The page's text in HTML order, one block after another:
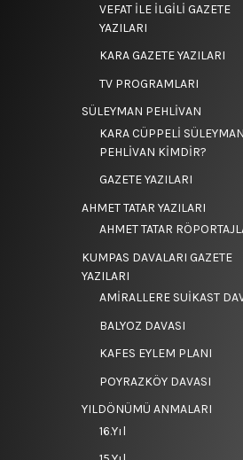
VEFAT İLE İLGİLİ GAZETE
YAZILARI
KARA GAZETE YAZILARI
TV PROGRAMLARI
SÜLEYMAN PEHLİVAN
KARA CÜPPELİ SÜLEYMAN
PEHLİVAN KİMDİR?
GAZETE YAZILARI
AHMET TATAR YAZILARI
AHMET TATAR
KUMPAS DAVALARI GAZETE
YAZILARI
AMİRALLERE SUİKAST
BALYOZ DAVASI
KAFES EYLEM PLANI
POYRAZKÖY DAVASI
YILDÖNÜMÜ ANMALARI
16.Yıl